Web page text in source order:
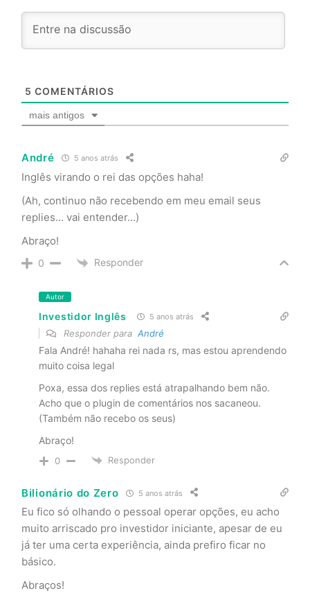
5 COMENTÁRIOS
mais antigos
André 5 anos atrás
Inglês virando o rei das opções haha!
(Ah, continuo não recebendo em meu email seus
replies… vai entender…)
Abraço!
0 Responder
Autor
Investidor Inglês 5 anos atrás
Responder para André
Fala André! hahaha rei nada rs, mas estou aprendendo
muito coisa legal
Poxa, essa dos replies está atrapalhando bem não.
Acho que o plugin de comentários nos sacaneou.
(Também não recebo os seus)
Abraço!
0 Responder
Bilionário do Zero 5 anos atrás
Eu fico só olhando o pessoal operar opções, eu acho
muito arriscado pro investidor iniciante, apesar de eu
já ter uma certa experiência, ainda prefiro ficar no
básico.
Abraços!